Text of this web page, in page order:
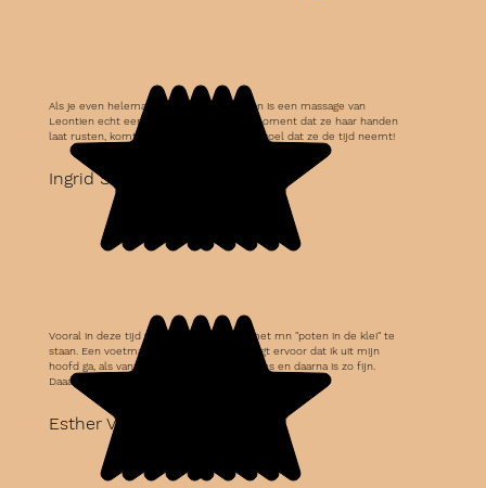
Als je even helemaal wilt ontstressen dan is een massage van
Leontien echt een aanrader. Vooral het moment dat ze haar handen
laat rusten, komt de pure ontspanning. Ik voel dat ze de tijd neemt!
Ingrid S.
Vooral in deze tijd vergeet ik soms om met mn "poten in de klei" te
staan. Een voetmassage van Leontien zorgt ervoor dat ik uit mijn
hoofd ga, als vanzelf. De ontspanning tijdens en daarna is zo fijn.
Daaaag storende gedachten.
Esther VD.